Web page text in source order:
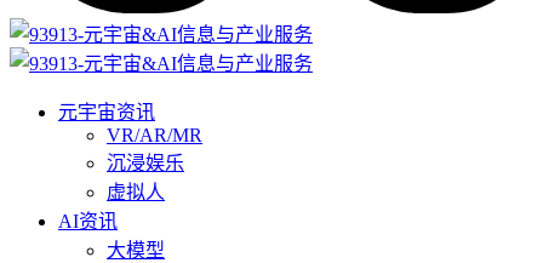
元宇宙资讯
VR/AR/MR
沉浸娱乐
虚拟人
AI资讯
大模型